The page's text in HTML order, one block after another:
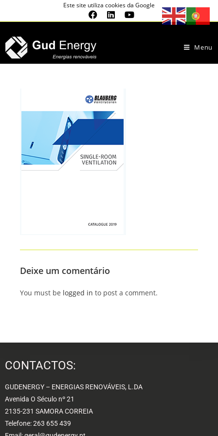
Este site utiliza cookies da Google
Menu
Deixe um comentário
You must be logged in to post a comment.
CONTACTOS:
GUDENERGY – ENERGIAS RENOVÁVEIS, L.DA
Avenida O Século nº 21
2135-231 SAMORA CORREIA
Telefone: 263 655 439